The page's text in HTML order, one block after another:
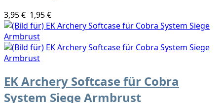
3,95 € 1,95 €
EK Archery Softcase für Cobra
System Siege Armbrust